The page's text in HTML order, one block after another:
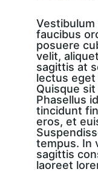
Vestibulum
faucibus
posuere
velit,
sagittis at
lectus eget
Quisque
Phasellus
tincidunt
eros, et
tempus. In
sagittis
laoreet